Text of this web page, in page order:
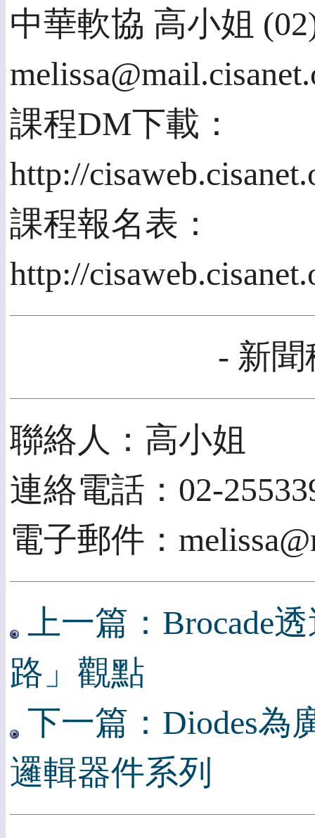
中華軟協 高小姐
課程DM下載：
http://
課程報名表：
http://
- 新聞
聯絡人：高小姐
連絡電話：02-
電子郵件：
上一篇：Brocade
路」觀點
下一篇：Diodes為
邏輯器件系列